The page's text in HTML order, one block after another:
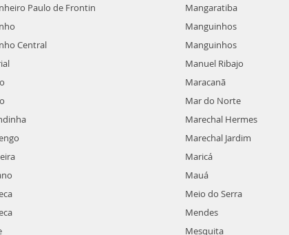
Paulo de Frontin
Central
Mangaratiba
Manguinhos
Manguinhos
Manuel Ribajo
Maracanã
Mar do Norte
Marechal Hermes
Marechal Jardim
Maricá
Mauá
Meio do Serra
Mendes
Mesquita